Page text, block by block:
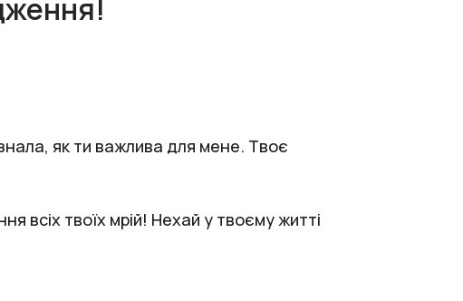
як ти важлива для мене. Твоє
всіх твоїх мрій! Нехай у твоєму житті